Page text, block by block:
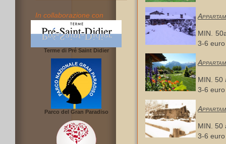
In collaborazione con
Terme di Pré Saint Didier
Parco del Gran Paradiso
MIN.
3-6
MIN. 50
3-6
MIN. 50
3-6